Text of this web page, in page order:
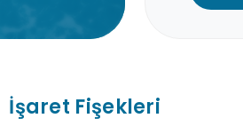
İşaret Fişekleri